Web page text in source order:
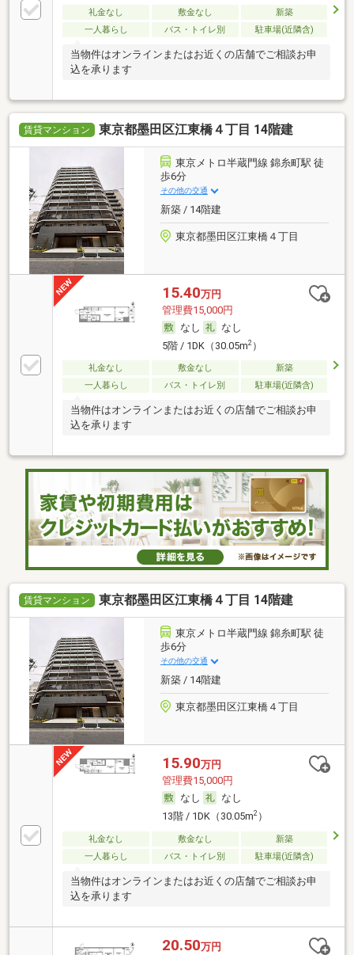
礼金なし 敷金なし
新築
一人暮らし
バス・トイレ別 駐車場(近隣含)
当物件はオンラインまたはお近くの店舗でご相談お申
込を承ります
賃貸マンション 東京都墨田区江東橋４丁目 14階建
東京メトロ半蔵門線 錦糸町駅 徒
歩6分
その他の交通
新築 / 14階建
東京都墨田区江東橋４丁目
15.40万円
管理費15,000円
なし
なし
5階 / 1DK（30.05m2）
礼金なし 敷金なし
新築
一人暮らし
バス・トイレ別 駐車場(近隣含)
当物件はオンラインまたはお近くの店舗でご相談お申
込を承ります
賃貸マンション 東京都墨田区江東橋４丁目 14階建
東京メトロ半蔵門線 錦糸町駅 徒
歩6分
その他の交通
新築 / 14階建
東京都墨田区江東橋４丁目
15.90万円
管理費15,000円
なし
なし
13階 / 1DK（30.05m2）
礼金なし 敷金なし
新築
一人暮らし
バス・トイレ別 駐車場(近隣含)
当物件はオンラインまたはお近くの店舗でご相談お申
込を承ります
20.50万円